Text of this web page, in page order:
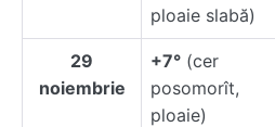
ploaie slabă)
29
noiembrie
+7° (cer
posomorît,
ploaie)